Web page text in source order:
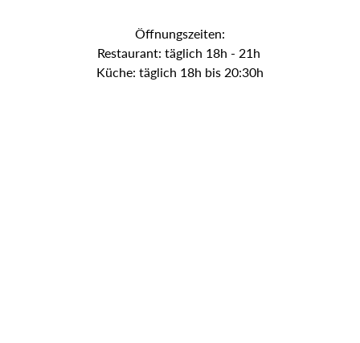
Öffnungszeiten:
Restaurant: täglich 18h - 21h
Küche: täglich 18h bis 20:30h